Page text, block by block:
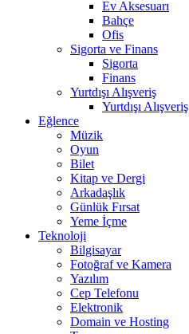
Ev Aksesuarı
Bahçe
Ofis
Sigorta ve Finans
Sigorta
Finans
Yurtdışı Alışveriş
Yurtdışı Alışveriş
Eğlence
Müzik
Oyun
Bilet
Kitap ve Dergi
Arkadaşlık
Günlük Fırsat
Yeme İçme
Teknoloji
Bilgisayar
Fotoğraf ve Kamera
Yazılım
Cep Telefonu
Elektronik
Domain ve Hosting